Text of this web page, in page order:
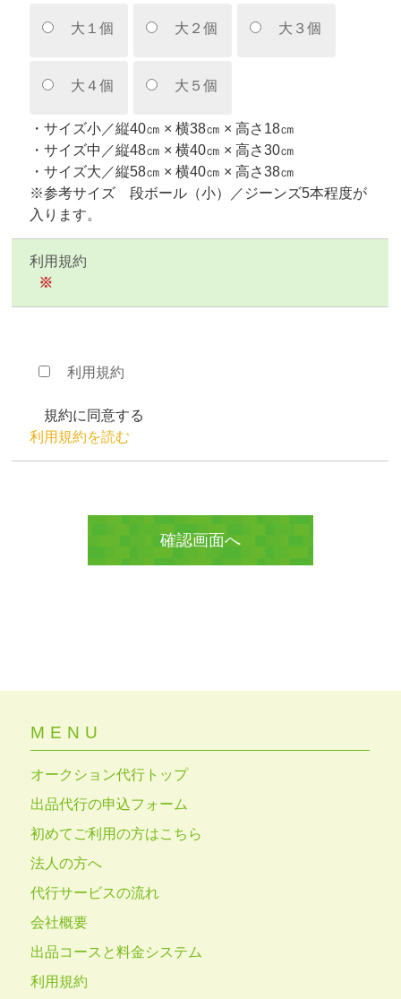
大１個 大２個 大３個
大４個 大５個
・サイズ小／縦40㎝ × 横38㎝ × 高さ18㎝
・サイズ中／縦48㎝ × 横40㎝ × 高さ30㎝
・サイズ大／縦58㎝ × 横40㎝ × 高さ38㎝
※参考サイズ 段ボール（小）／ジーンズ5本程度が
入ります。
利用規約
※
利用規約
規約に同意する
利用規約を読む
MENU
オークション代行トップ
出品代行の申込フォーム
初めてご利用の方はこちら
法人の方へ
代行サービスの流れ
会社概要
出品コースと料金システム
利用規約